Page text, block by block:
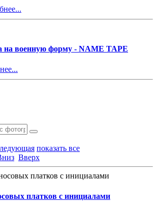
военную форму - NAME TAPE
показать все
Вверх
платков с инициалами